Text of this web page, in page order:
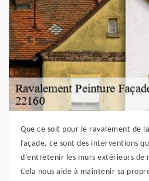
Que ce soit pour le ravalement de
façade, ce sont des interventions
d’entretenir les murs extérieurs de
Cela nous aide à maintenir sa